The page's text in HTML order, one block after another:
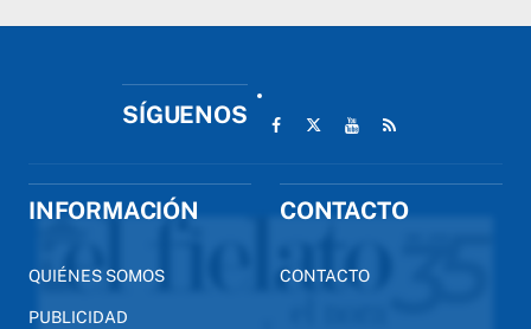
SÍGUENOS
INFORMACIÓN
QUIÉNES SOMOS
PUBLICIDAD
CONTACTO
CONTACTO